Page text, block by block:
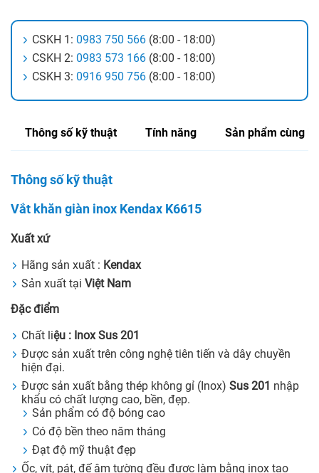
CSKH 1: 0983 750 566 (8:00 - 18:00)
CSKH 2: 0983 573 166 (8:00 - 18:00)
CSKH 3: 0916 950 756 (8:00 - 18:00)
Thông số kỹ thuật Tính năng Sản phẩm cùng
Thông số kỹ thuật
Vắt khăn giàn inox Kendax K6615
Xuất xứ
Hãng sản xuất : Kendax
Sản xuất tại Việt Nam
Đặc điểm
Chất liệu : Inox Sus 201
Được sản xuất trên công nghệ tiên tiến và dây chuyền
hiện đại.
Được sản xuất bằng thép không gỉ (Inox) Sus 201 nhập
khẩu có chất lượng cao, bền, đẹp.
Sản phẩm có độ bóng cao
Có độ bền theo năm tháng
Đạt độ mỹ thuật đẹp
Ốc, vít, pát, đế âm tường đều được làm bằng inox tạo